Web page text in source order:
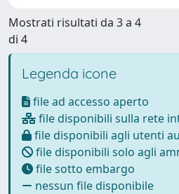
Mostrati risultati da 3 a 4
di 4
Legenda icone
file ad accesso aperto
file disponibili sulla rete
file disponibili agli utenti
file disponibili solo agli
file sotto embargo
nessun file disponibile